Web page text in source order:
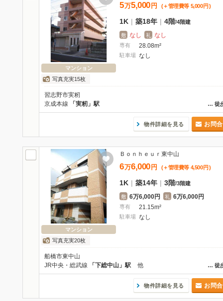
マンション
写真充実15枚
5万5,000 円 (＋管理費等 5,000 円 )
1K | 築18年 | 4階/4階建
敷 なし 礼 なし
専有 28.08m²
駐車場 なし
習志野市実籾
… 徒
京成本線 「実籾」駅
物件詳細を見る お問
マンション
写真充実20枚
Ｂｏｎｈｅｕｒ東中山
6万6,000 円 (＋管理費等 4,500 円 )
1K | 築14年 | 3階/3階建
敷 6万6,000円 礼 6万6,000円
専有 21.15m²
駐車場 なし
船橋市東中山
… 徒
JR中央・総武線 「下総中山」駅 他
物件詳細を見る お問